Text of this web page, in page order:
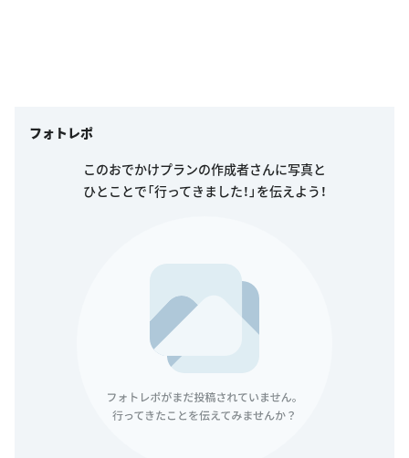
フォトレポ
このおでかけプランの作成者さんに写真と
ひとことで「行ってきました！」を伝えよう！